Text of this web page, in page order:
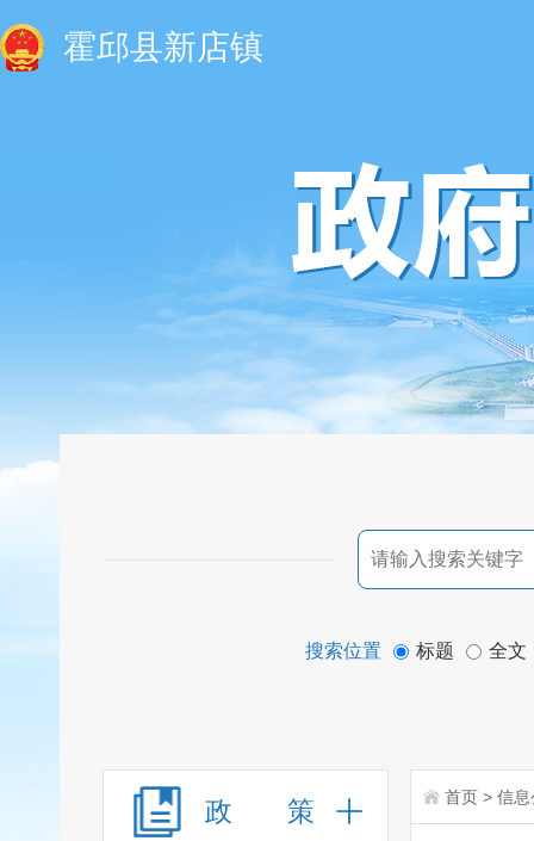
霍邱县新店镇
搜索位置 标题 全文
政 策 首页 > 信息